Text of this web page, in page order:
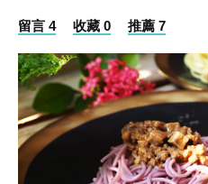
留言 4 收藏 0 推薦 7